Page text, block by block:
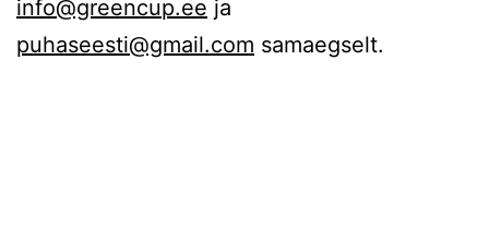
info@greencup.ee ja
puhaseesti@gmail.com samaegselt.